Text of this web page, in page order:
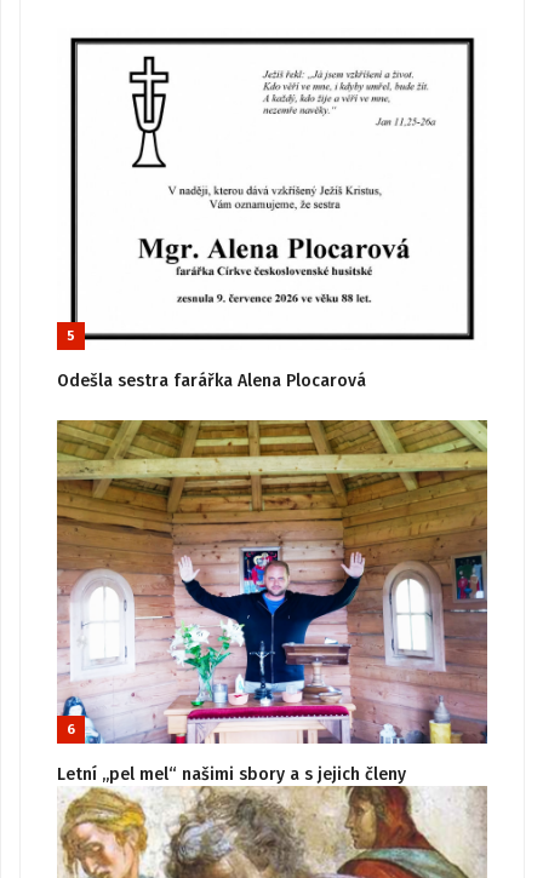
5
Odešla sestra farářka Alena Plocarová
6
Letní „pel mel“ našimi sbory a s jejich členy